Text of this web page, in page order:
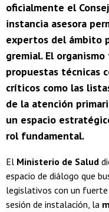
oficialmente el
instancia asesora
expertos del ámbito
gremial. El
propuestas técnicas
críticos como las
de la atención
un espacio
rol fundamental.
El Ministerio de Salud
espacio de diálogo que
legislativos con un
sesión de instalación, la